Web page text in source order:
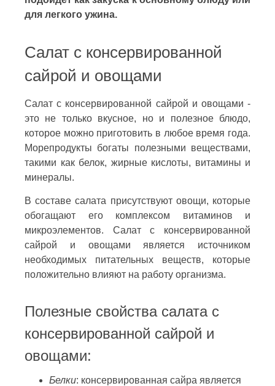
для легкого ужина.
Салат с консервированной
сайрой и овощами
Салат с консервированной сайрой и овощами -
это не только вкусное, но и полезное блюдо,
которое можно приготовить в любое время года.
Морепродукты богаты полезными веществами,
такими как белок, жирные кислоты, витамины и
минералы.
В составе салата присутствуют овощи, которые
обогащают его комплексом витаминов и
микроэлементов. Салат с консервированной
сайрой и овощами является источником
необходимых питательных веществ, которые
положительно влияют на работу организма.
Полезные свойства салата с
консервированной сайрой и
овощами:
Белки: консервированная сайра является